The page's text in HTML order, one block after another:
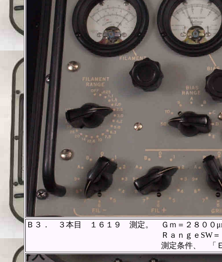
Ｂ３． ３本目 １６１９ 測定。 Ｇｍ＝２８００
ＲａｎｇｅSW＝Ｃ、FullScale
測定条件、 「Ｅｐ＝２５０Ｖ、Ｅ